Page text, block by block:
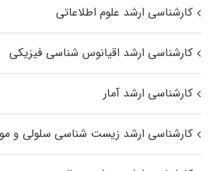
کارشناسی ارشد علوم اطلاعاتی
کارشناسی ارشد اقیانوس‌ شناسی فیزیکی
کارشناسی ارشد آمار
کارشناسی ارشد زیست شناسی سلولی و